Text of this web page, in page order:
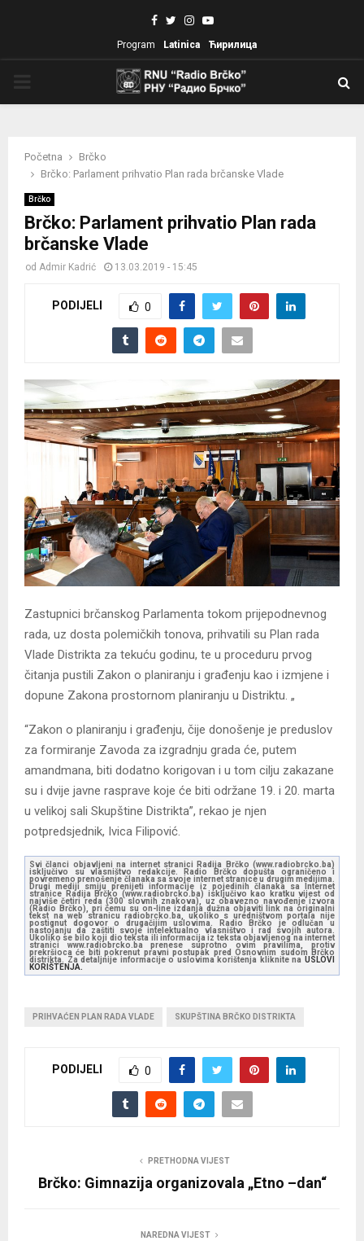
Facebook
TwitterInstagram
Youtube
Program Latinica Ћирилица
Početna
Brčko
Brčko: Parlament prihvatio Plan rada brčanske Vlade
Brčko
Brčko: Parlament prihvatio Plan rada
brčanske Vlade
od Admir Kadrić 13.03.2019 - 15:45
PODIJELI 0
Zastupnici brčanskog Parlamenta tokom prijepodnevnog
rada, uz dosta polemičkih tonova, prihvatili su Plan rada
Vlade Distrikta za tekuću godinu, te u proceduru prvog
čitanja pustili Zakon o planiranju i građenju kao i izmjene i
dopune Zakona prostornom planiranju u Distriktu. „
“Zakon o planiranju i građenju, čije donošenje je preduslov
za formiranje Zavoda za izgradnju grada će, putem
amandmana, biti dodatno korigovan i u tom cilju zakazane
su i dvije javne rasprave koje će biti održane 19. i 20. marta
u velikoj sali Skupštine Distrikta”, rekao je njen
potpredsjednik, Ivica Filipović.
Svi članci objavljeni na internet stranici Radija Brčko (www.radiobrcko.ba)
isključivo su vlasništvo redakcije. Radio Brčko dopušta ograničeno i
povremeno prenošenje članaka sa svoje internet stranice u drugim medijima.
Drugi mediji smiju prenijeti informacije iz pojedinih članaka sa Internet
stranice Radija Brčko (www.radiobrcko.ba) isključivo kao kratku vijest od
najviše četiri reda (300 slovnih znakova), uz obavezno navođenje izvora
(Radio Brčko), pri čemu su on-line izdanja dužna objaviti link na originalni
tekst na web stranicu radiobrcko.ba, ukoliko s uredništvom portala nije
postignut dogovor o drugačijim uslovima. Radio Brčko je odlučan u
nastojanju da zaštiti svoje intelektualno vlasništvo i rad svojih autora.
Ukoliko se bilo koji dio teksta ili informacija iz teksta objavljenog na internet
stranici www.radiobrcko.ba prenese suprotno ovim pravilima, protiv
prekršioca će biti pokrenut pravni postupak pred Osnovnim sudom Brčko
distrikta. Za detaljnije informacije o uslovima korištenja kliknite na USLOVI
KORIŠTENJA.
PRIHVAĆEN PLAN RADA VLADE SKUPŠTINA BRČKO DISTRIKTA
PODIJELI 0
PRETHODNA VIJEST
Brčko: Gimnazija organizovala „Etno –dan“
NAREDNA VIJEST